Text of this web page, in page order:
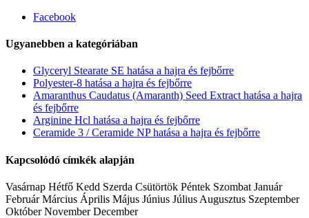
Facebook
Ugyanebben a kategóriában
Glyceryl Stearate SE hatása a hajra és fejbőrre
Polyester-8 hatása a hajra és fejbőrre
Amaranthus Caudatus (Amaranth) Seed Extract hatása a hajra
és fejbőrre
Arginine Hcl hatása a hajra és fejbőrre
Ceramide 3 / Ceramide NP hatása a hajra és fejbőrre
Kapcsolódó címkék alapján
Vasárnap Hétfő Kedd Szerda Csütörtök Péntek Szombat Január
Február Március Április Május Június Július Augusztus Szeptember
Október November December